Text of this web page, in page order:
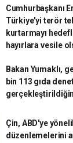
Cumhurbaşkanı
Türkiye'yi terör
kurtarmayı
hayırlara vesile
Bakan Yumaklı,
bin 113 gıda
Çin, ABD'ye
düzenlemelerini